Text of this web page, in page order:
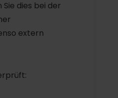
dies bei der
extern